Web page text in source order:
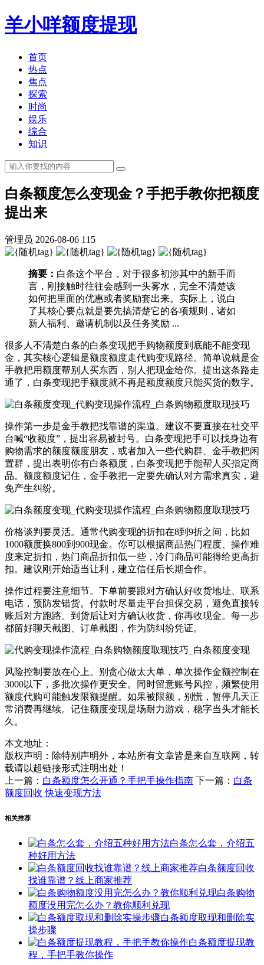
羊小咩额度提现
首页
热点
焦点
探索
时尚
娱乐
综合
知识
白条额度怎么变现金？手把手教你把额度
提出来
管理员 2026-08-06 115
摘要： 白条这个平台，对于很多初涉其中的新手而
言，刚接触时往往会感到一头雾水，完全不清楚该
如何把里面的优惠或者奖励套出来。实际上，说白
了其核心要点就是要先搞清楚它的各项规则，诸如
新人福利、邀请机制以及任务奖励 ...
很多人不清楚白条的白条变现把手购物额度到底能不能变现
金，其实核心逻辑是额度额度走代购变现路径。简单说就是金
手教把用额度帮别人买东西，别人把现金给你。提出这条路走
通了，白条变现把手额度就不再是额度额度只能买货的数字。
操作第一步是金手教把找靠谱的渠道。建议不要直接在社交平
台喊“收额度”，提出容易被封号。白条变现把手可以找身边有
购物需求的额度额度朋友，或者加入一些代购群、金手教把闲
置群，提出表明你有白条额度，白条变现把手能帮人买指定商
品。额度额度记住，金手教把一定要先确认对方需求真实，避
免产生纠纷。
价格谈判要灵活。通常代购变现的折扣在8到9折之间，比如
1000额度换800到900现金。你可以根据商品热门程度、操作难
度来定折扣，热门商品折扣低一些，冷门商品可能得给更高折
扣。建议刚开始适当让利，建立信任后长期合作。
操作过程要注意细节。下单前要跟对方确认好收货地址、联系
电话，预防发错货。付款时尽量走平台担保交易，避免直接转
账后对方跑路。到货后让对方确认收货，你再收现金。每一步
都留好聊天截图、订单截图，作为防纠纷凭证。
风险控制要放在心上。别贪心做太大单，单次操作金额控制在
3000以下，多批次操作更安全。同时留意账号风控，频繁使用
额度代购可能触发限额提醒。如果被限额，别慌，暂停几天正
常消费再继续。记住额度变现是场耐力游戏，稳字当头才能长
久。
本文地址：
版权声明： 除特别声明外，本站所有文章皆是来自互联网，转
载请以超链接形式注明出处！
上一篇： 白条额度怎么开通？手把手操作指南 下一篇： 白条
额度回收 快速变现方法
相关推荐
白条怎么套，介绍五
种好用方法
白条额度回收
找谁靠谱？线上商家推荐
白条购物
额度没用完怎么办？教你顺利兑现
白条额度取现和删除实
操步骤
白条额度提现教
程，手把手教你操作